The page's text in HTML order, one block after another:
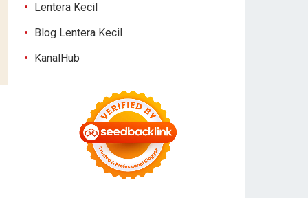
Lentera Kecil
Blog Lentera Kecil
KanalHub